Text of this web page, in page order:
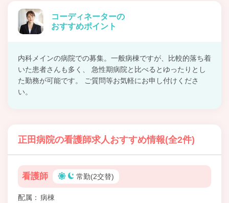
コーディネーターの
おすすめポイント
内科メインの病院での募集。一般病棟ですが、比較的落ち着
いた患者さんも多く、 急性期病院と比べるとゆったりとし
た勤務が可能です。 ご質問等お気軽にお申し付けくださ
い。
正田病院の看護師求人おすすめ情報(全2件)
看護師 常勤(2交替)
配属 病棟